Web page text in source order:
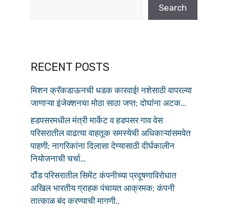
Search
RECENT POSTS
मिशन क्रॅकडाऊनची धडक कारवाई! नशेसाठी वापरल्या
जाणाऱ्या इंजेक्शनचा मोठा साठा जप्त; दोघांना अटक…
हडपसरमधील मंत्री मार्केट व हडपसर गाव वेस
परिसरातील वाढत्या वाहतूक समस्येची अधिकाऱ्यांसमवेत
पाहणी; नागरिकांना दिलासा देण्यासाठी दीर्घकालीन
नियोजनाची चर्चा…
दौंड परिसरातील सिमेंट कंपनीच्या प्रदूषणाविरोधात
अखिल भारतीय ग्राहक पंचायत आक्रमक; कंपनी
तात्काळ बंद करण्याची मागणी..